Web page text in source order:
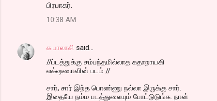
பிரபாகர்.
10:38 AM
க.பாலாசி said…
//ப்டத்துக்கு சம்பந்தமில்லாத கதாநாயகி
லக்‌ஷணாவின் படம் //
சார், சார் இந்த பொண்ணு நல்லா இருக்கு சார்.
இதையே நம்ம படத்துலையும் போட்டுடுங்க. நான்